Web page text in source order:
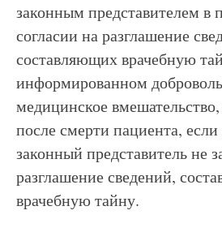
законным представителем в
согласии на разглашение
составляющих врачебную
информированном
медицинское
после смерти пациента,
законный представитель не
разглашение сведений,
врачебную тайну.